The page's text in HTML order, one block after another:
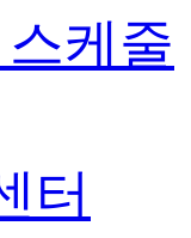
케줄
터